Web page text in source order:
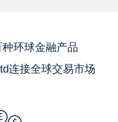
环球金融产品
连接全球交易市场